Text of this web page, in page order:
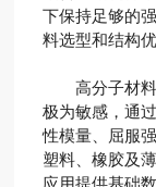
下保持足够的
料选型和结构优
高分子材料
极为敏感，通
性模量、屈服
塑料、橡胶及